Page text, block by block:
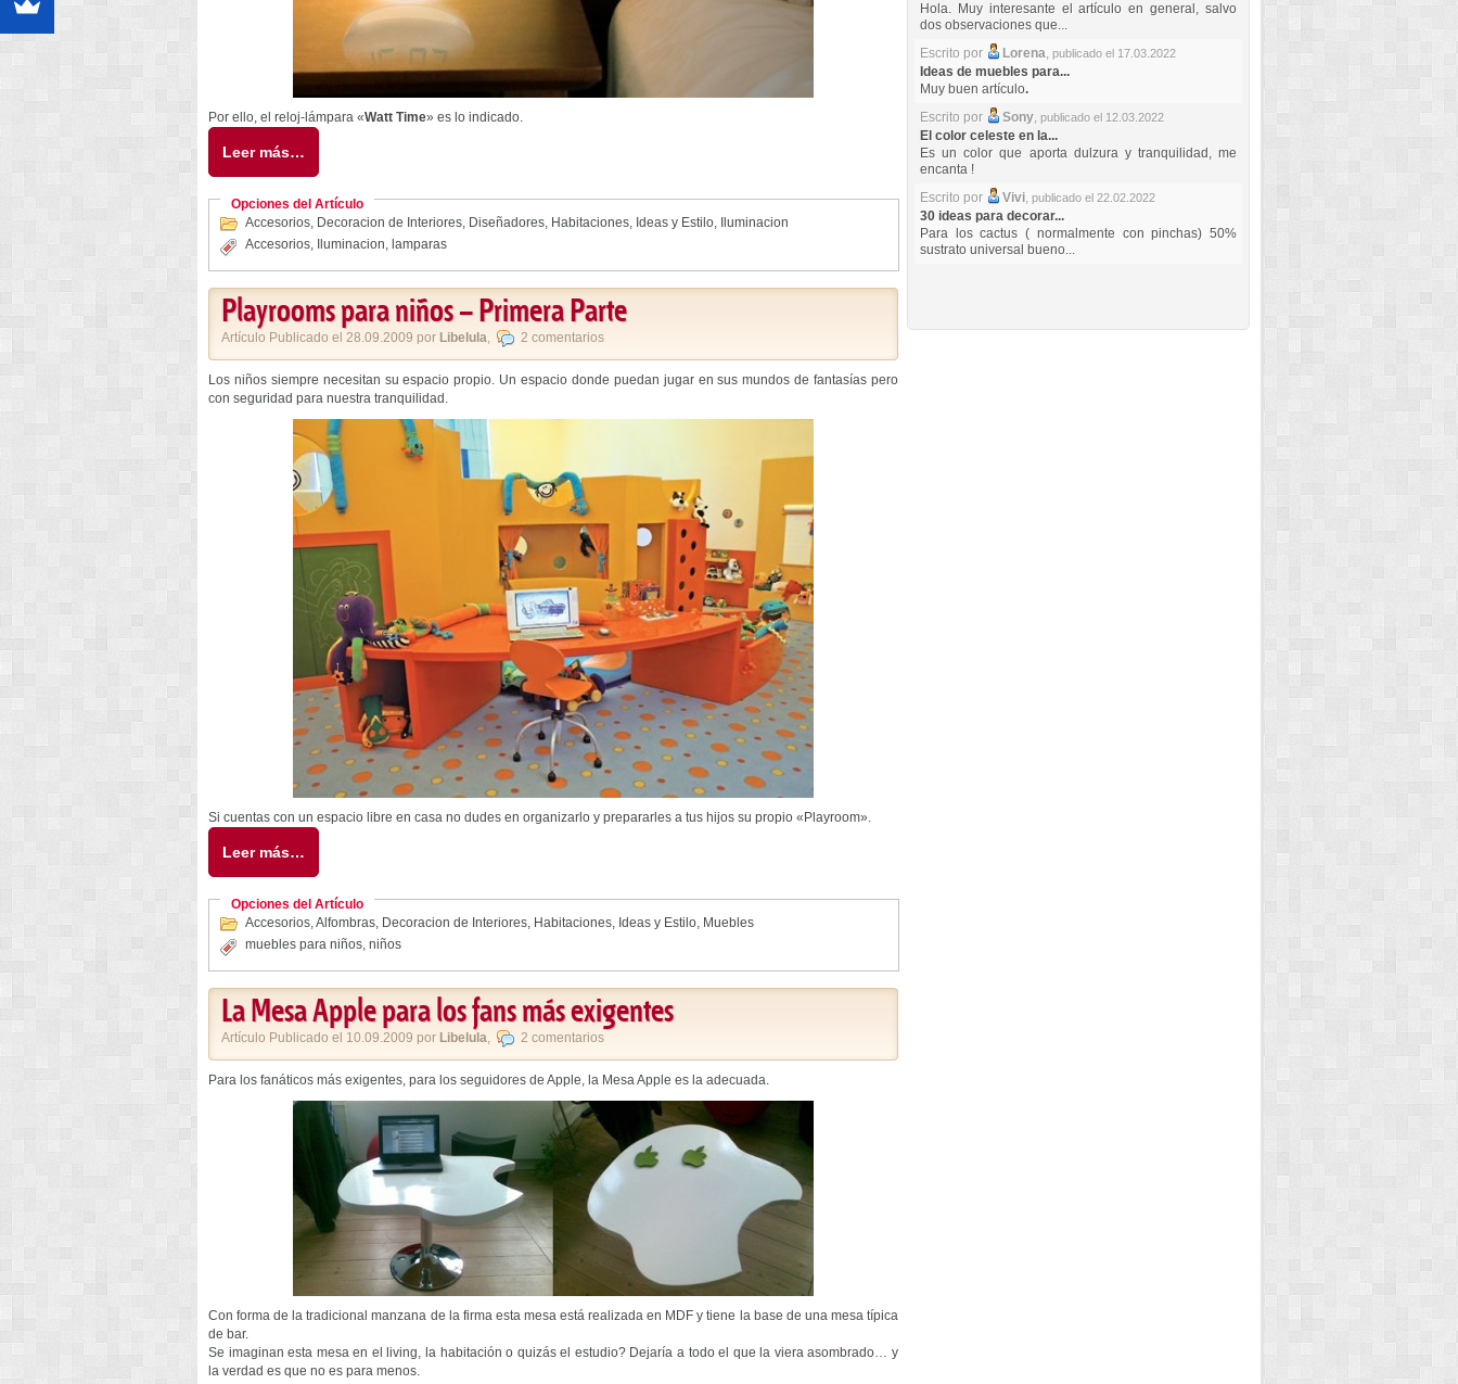
Por ello, el reloj-lámpara «Watt Time» es lo indicado.
Leer más…
Opciones del Artículo
Accesorios, Decoracion de Interiores, Diseñadores, Habitaciones, Ideas y Estilo,
Iluminacion
Accesorios, Iluminacion, lamparas
Playrooms para niños – Primera Parte
Artículo Publicado el 28.09.2009 por Libelula, 2 comentarios
Los niños siempre necesitan su espacio propio. Un espacio donde puedan jugar en sus mundos de fantasías pero
con seguridad para nuestra tranquilidad.
Si cuentas con un espacio libre en casa no dudes en organizarlo y prepararles a tus hijos su propio «Playroom».
Leer más…
Opciones del Artículo
Accesorios,Alfombras, Decoracion de Interiores, Habitaciones, Ideas y Estilo, Muebles
muebles para niños, niños
La Mesa Apple para los fans más exigentes
Artículo Publicado el 10.09.2009 por Libelula, 2 comentarios
Para los fanáticos más exigentes, para los seguidores de Apple, la Mesa Apple es la adecuada.
Con forma de la tradicional manzana de la firma esta mesa está realizada en MDF y tiene la base de una mesa típica
de bar.
Se imaginan esta mesa en el living, la habitación o quizás el estudio? Dejaría a todo el que la viera asombrado… y
la verdad es que no es para menos.
Hola. Muy interesante el artículo en general, salvo
dos observaciones que...
Escrito por
Lorena, publicado el 17.03.2022
Ideas de muebles para...
Muy buen artículo.
Escrito por
Sony, publicado el 12.03.2022
El color celeste en la...
Es un color que aporta dulzura y tranquilidad, me
encanta !
Escrito por
Vivi, publicado el 22.02.2022
30 ideas para decorar...
Para los cactus ( normalmente con pinchas) 50%
sustrato universal bueno...